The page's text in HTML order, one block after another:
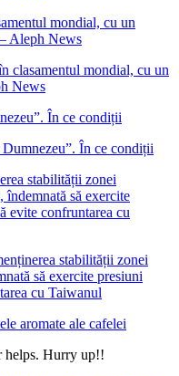
clasamentul mondial, cu un
News
Dumnezeu”. În ce condiții
stabilității zonei
să exercite presiuni
cu Taiwanul
aromate ale cafelei
helps. Hurry up!!